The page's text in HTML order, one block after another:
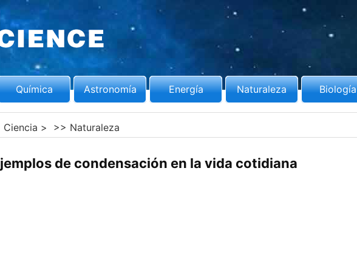
Química Astronomía Energía Naturaleza Biología
Ciencia > >> Naturaleza
de condensación en la vida cotidiana